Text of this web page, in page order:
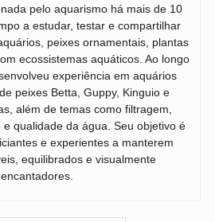
pelo aquarismo há mais de 10
a estudar, testar e compartilhar
peixes ornamentais, plantas
ecossistemas aquáticos. Ao longo
experiência em aquários
peixes Betta, Guppy, Kinguio e
além de temas como filtragem,
qualidade da água. Seu objetivo é
e experientes a manterem
equilibrados e visualmente
encantadores.